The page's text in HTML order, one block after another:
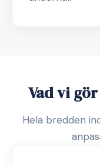
Vad vi
Hela bredden